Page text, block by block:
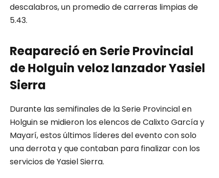
descalabros, un promedio de carreras limpias de
5.43.
Reapareció en Serie Provincial
de Holguin veloz lanzador Yasiel
Sierra
Durante las semifinales de la Serie Provincial en
Holguin se midieron los elencos de Calixto García y
Mayarí, estos últimos líderes del evento con solo
una derrota y que contaban para finalizar con los
servicios de Yasiel Sierra.